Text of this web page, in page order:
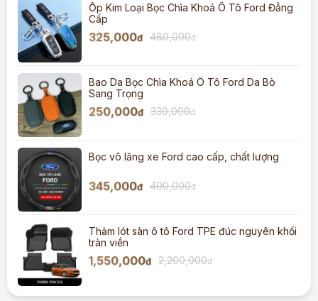
Ốp Kim Loại Bọc Chìa Khoá Ô Tô Ford Đẳng
Cấp
325,000đ 480,000đ
Bao Da Bọc Chìa Khoá Ô Tô Ford Da Bò
Sang Trọng
250,000đ 330,000đ
Bọc vô lăng xe Ford cao cấp, chất lượng
345,000đ 400,000đ
Thảm lót sàn ô tô Ford TPE đúc nguyên khối
tràn viền
1,550,000đ 2,200,000đ